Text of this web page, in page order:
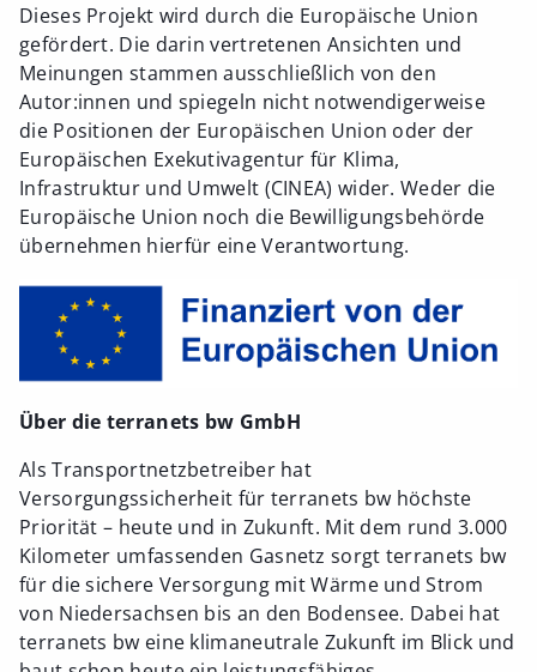
Dieses Projekt wird durch die Europäische Union
gefördert. Die darin vertretenen Ansichten und
Meinungen stammen ausschließlich von den
Autor:innen und spiegeln nicht notwendigerweise
die Positionen der Europäischen Union oder der
Europäischen Exekutivagentur für Klima,
Infrastruktur und Umwelt (CINEA) wider. Weder die
Europäische Union noch die Bewilligungsbehörde
übernehmen hierfür eine Verantwortung.
Über die terranets bw GmbH
Als Transportnetzbetreiber hat
Versorgungssicherheit für terranets bw höchste
Priorität – heute und in Zukunft. Mit dem rund 3.000
Kilometer umfassenden Gasnetz sorgt terranets bw
für die sichere Versorgung mit Wärme und Strom
von Niedersachsen bis an den Bodensee. Dabei hat
terranets bw eine klimaneutrale Zukunft im Blick und